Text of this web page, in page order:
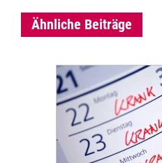
Ähnliche Beiträge